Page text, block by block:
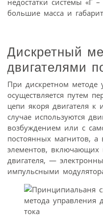
большие масса и
Дискретный
двигателями
При дискретном методе
осуществляется путем
цепи якоря двигателя к
случае используются
возбуждением или с
постоянных магнитов, а
элементов,
двигателя, —
импульсными